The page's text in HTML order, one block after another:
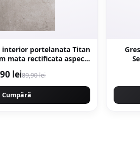
interior portelanata Titan
lei89,90 lei
Cumpără